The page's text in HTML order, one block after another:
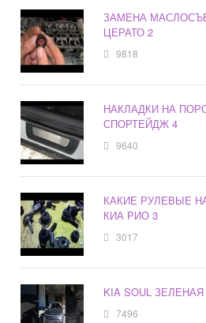
ЗАМЕНА
ЦЕРАТО 2
9818
НАКЛАДКИ НА
СПОРТЕЙДЖ 4
9640
КАКИЕ РУЛЕВЫЕ
КИА РИО 3
3017
KIA SOUL ЗЕЛЕНАЯ
7496